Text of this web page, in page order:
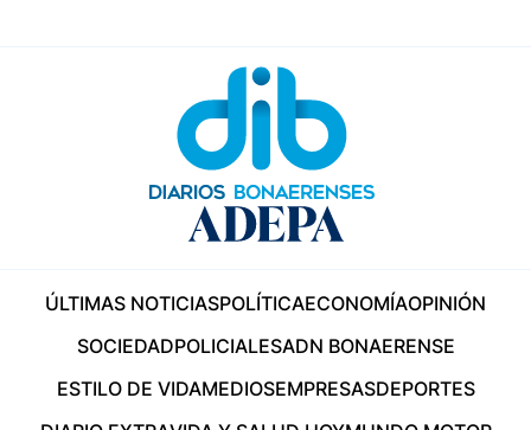
ÚLTIMAS NOTICIASPOLÍTICAECONOMÍAOPINIÓN
SOCIEDADPOLICIALESADN BONAERENSE
ESTILO DE VIDAMEDIOSEMPRESASDEPORTES